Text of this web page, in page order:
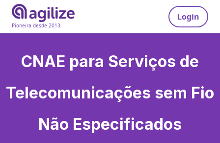
Pioneira desde 2013
Login
CNAE para Serviços de
Telecomunicações sem Fio
Não Especificados